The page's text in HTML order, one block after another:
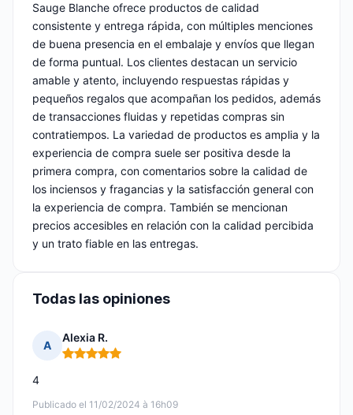
Sauge Blanche ofrece productos de calidad
consistente y entrega rápida, con múltiples menciones
de buena presencia en el embalaje y envíos que llegan
de forma puntual. Los clientes destacan un servicio
amable y atento, incluyendo respuestas rápidas y
pequeños regalos que acompañan los pedidos, además
de transacciones fluidas y repetidas compras sin
contratiempos. La variedad de productos es amplia y la
experiencia de compra suele ser positiva desde la
primera compra, con comentarios sobre la calidad de
los inciensos y fragancias y la satisfacción general con
la experiencia de compra. También se mencionan
precios accesibles en relación con la calidad percibida
y un trato fiable en las entregas.
Todas las opiniones
A
Alexia R.
Nota: 5 de 5
Publicado el 11/02/2024 à 16h09
4